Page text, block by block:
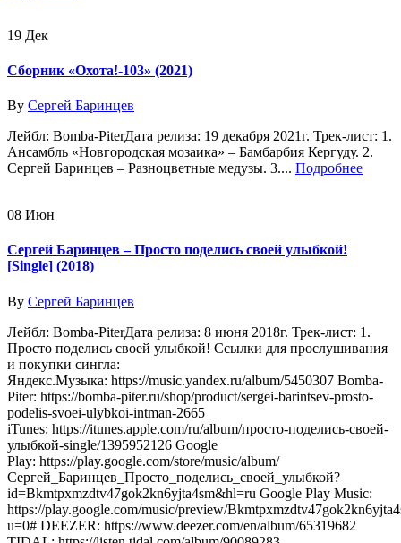
19 Дек
Сборник «Охота!-103» (2021)
By Сергей Баринцев
Лейбл: Bomba-PiterДата релиза: 19 декабря 2021г. Трек-лист: 1.
Ансамбль «Новгородская мозаика» – Бамбарбия Кергуду. 2.
Сергей Баринцев – Разноцветные медузы. 3.... Подробнее
08 Июн
Сергей Баринцев – Просто поделись своей улыбкой!
[Single] (2018)
By Сергей Баринцев
Лейбл: Bomba-PiterДата релиза: 8 июня 2018г. Трек-лист: 1.
Просто поделись своей улыбкой! Ссылки для прослушивания
и покупки сингла:
Яндекс.Музыка: https://music.yandex.ru/album/5450307 Bomba-
Piter: https://bomba-piter.ru/shop/product/sergei-barintsev-prosto-
podelis-svoei-ulybkoi-intman-2665
iTunes: https://itunes.apple.com/ru/album/просто-поделись-своей-
улыбкой-single/1395952126 Google
Play: https://play.google.com/store/music/album/
Сергей_Баринцев_Просто_поделись_своей_улыбкой?
id=Bkmtpxmzdtv47gok2kn6yjta4sm&hl=ru Google Play Music:
https://play.google.com/music/preview/
u=0# DEEZER: https://www.deezer.com/en/album/65319682